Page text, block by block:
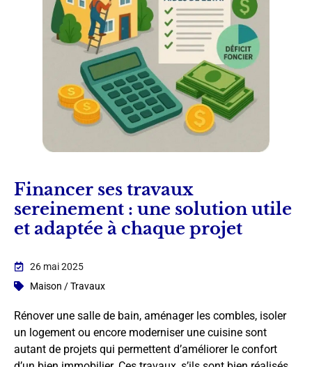
Financer ses travaux
sereinement : une solution utile
et adaptée à chaque projet
26 mai 2025
Maison / Travaux
Rénover une salle de bain, aménager les combles, isoler
un logement ou encore moderniser une cuisine sont
autant de projets qui permettent d’améliorer le confort